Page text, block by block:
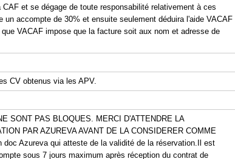
et se dégage de toute responsabilité relativement à ces
un accompte de 30% et ensuite seulement déduira l'aide VACAF
VACAF impose que la facture soit aux nom et adresse de
CV obtenus via les APV.
SONT PAS BLOQUES. MERCI D'ATTENDRE LA
PAR AZUREVA AVANT DE LA CONSIDERER COMME
doc Azureva qui atteste de la validité de la réservation.Il est
sous 7 jours maximum après réception du contrat de